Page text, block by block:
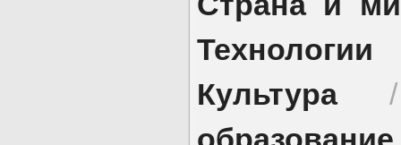
Технологии
Культура